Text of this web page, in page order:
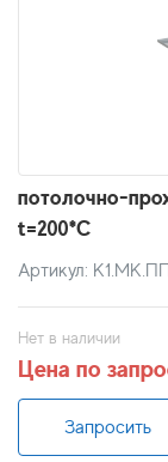
потолочно-
t=200*C
Артикул:
Нет в наличии
Цена по
Запросить